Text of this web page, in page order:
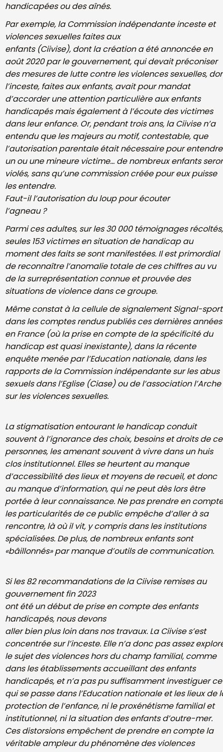
handicapées ou des aînés.
Par exemple, la Commission indépendante inceste et
violences sexuelles faites aux
enfants (Ciivise), dont la création a été annoncée en
août 2020 par legouvernement, qui devait préconiser
des mesures de lutte contre les violences sexuelles,
l’inceste, faites aux enfants, avait pour mandat
d’accorder une attention particulière aux enfants
handicapés maiségalement à l’écoute des victimes
dans leur enfance. Or, pendant trois ans, la Ciivise n’a
entendu que les majeurs au motif, contestable, que
l’autorisation parentale était nécessaire pour entendre
un ou une mineure victime… de nombreux enfants
violés, sans qu’une commission crééepour eux puisse
les entendre.
Faut-il l’autorisation du loup pour écouter
l’agneau ?
Parmi ces adultes, sur les 30 000 témoignages récoltés,
seules 153 victimes ensituation de handicap au
moment des faits se sont manifestées. Il estprimordial
de reconnaître l’anomalie totale de ces chiffres au vu
de lasurreprésentation connue et prouvée des
situations de violence dans cegroupe.
Même constat à la cellule de signalement Signal-
dans lescomptes rendus publiés ces dernières années
en France (où la prise encompte de la spécificité du
handicap est quasi inexistante), dans la récente
enquête menée par l’Education nationale, dans les
rapports de la Commission indépendante sur les abus
sexuels dans l’Eglise (Ciase) ou del’association l’Arche
sur les violences sexuelles.
La stigmatisation entourant le handicap conduit
souvent à l’ignorance deschoix, besoins et droits de
personnes, les amenant souvent à vivre dans un huis
clos institutionnel. Elles se heurtent au manque
d’accessibilité deslieux etmoyens de recueil, et donc
au manque d’information, qui ne peutdès lors être
portée à leur connaissance. Ne pas prendre en compte
lesparticularités de ce public empêche d’aller à sa
rencontre, là où il vit, y compris dans les institutions
spécialisées. De plus, de nombreux enfants sont
«bâillonnés» par manque d’outils de communication.
Si les 82 recommandations de la Ciivise remises au
gouvernement fin 2023
ont été un début de prise en compte des enfants
handicapés, nous devons
aller bien plus loin dans nos travaux. La Ciivise s’est
concentrée sur l’inceste. Elle n’a donc pas assez
le sujet des violences hors du champ familial, comme
dans les établissements accueillant des enfants
handicapés, et n’apas pu suffisamment investiguer ce
qui se passe dans l’Education nationale et les lieux de
protection de l’enfance, ni le proxénétisme familial et
institutionnel, ni la situation des enfants d’outre-mer.
Ces distorsionsempêchent de prendre en compte la
véritable ampleur du phénomène des violences